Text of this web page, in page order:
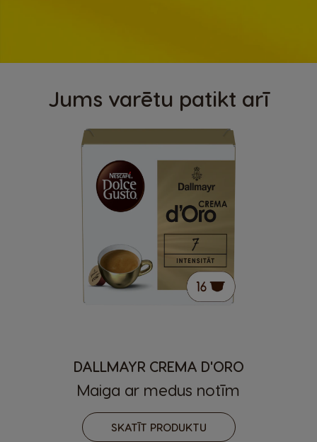
Jums varētu patikt arī
DALLMAYR CREMA D'ORO
Maiga ar medus notīm
SKATĪT PRODUKTU